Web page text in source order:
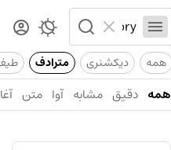
همه دیکشنری مترادف
همه دقیق مشابه آوا متن